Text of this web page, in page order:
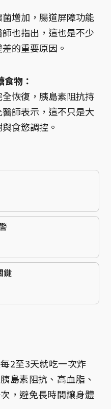
增加，腸道屏障功能
也指出，這也是不少
的重要原因。
物：
恢復，胰島素阻抗持
師表示，這不只是大
食慾調控。
鍵
2至3天就吃一次炸
島素阻抗、高血脂、
，避免長時間讓身體